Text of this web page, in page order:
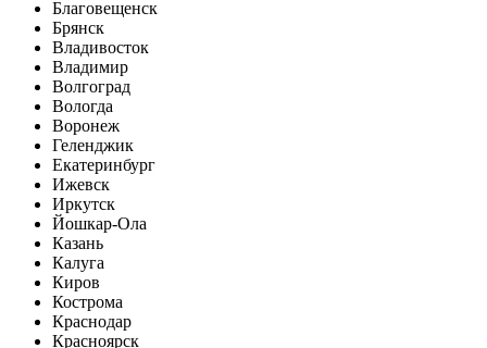
Благовещенск
Брянск
Владивосток
Владимир
Волгоград
Вологда
Воронеж
Геленджик
Екатеринбург
Ижевск
Иркутск
Йошкар-Ола
Казань
Калуга
Киров
Кострома
Краснодар
Красноярск